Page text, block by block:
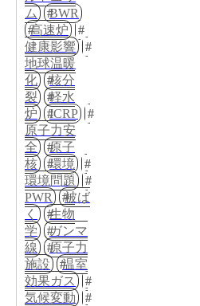
ム
BWR
高速炉
健康影響
地球温暖
化
核分
裂
軽水
炉
ICRP
原子力安
全
原子
核
環境
環境問題
PWR
被ば
く
生物
学
ガンマ
線
原子力
施設
温室
効果ガス
気候変動